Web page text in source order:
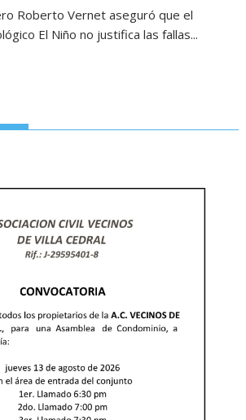
Roberto Vernet aseguró que el
El Niño no justifica las fallas...